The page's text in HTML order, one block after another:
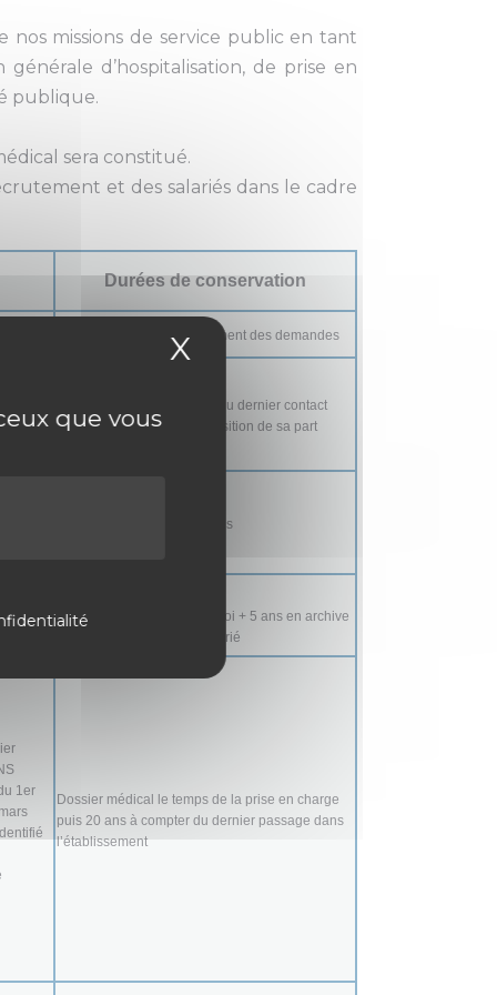
que vous
X Masquer le
nos missions de service public en tant
d’hospitalisation, de prise en
publique.
sera constitué.
et des salariés dans le cadre
Durées de conservation
Durée nécessaire au traitement des demandes
Maximum 2 ans à compter du dernier contact
avec le candidat, sauf opposition de sa part
CV conservé maximum 2 ans
Temps de la période d’emploi + 5 ans en archive
à compter du départ du salarié
1er
Dossier médical le temps de la prise en charge
puis 20 ans à compter du dernier passage dans
l’établissement